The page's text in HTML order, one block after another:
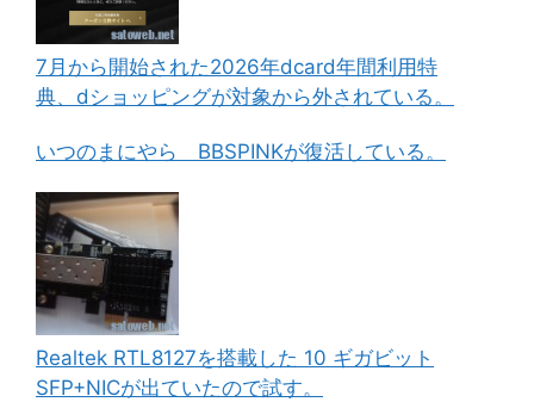
7月から開始された2026年dcard年間利用特
典、dショッピングが対象から外されている。
いつのまにやら BBSPINKが復活している。
Realtek RTL8127を搭載した 10 ギガビット
SFP+NICが出ていたので試す。